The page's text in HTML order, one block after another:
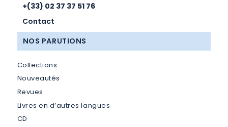
+(33) 02 37 37 51 76
Contact
NOS PARUTIONS
Collections
Nouveautés
Revues
Livres en d’autres langues
CD